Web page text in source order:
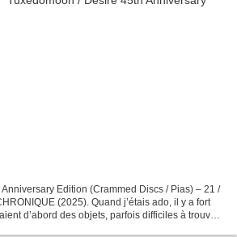
Edition (Crammed Discs / Pias) – 21 /
(2025). Quand j’étais ado, il y a fort
d’abord des objets, parfois difficiles à trouver.